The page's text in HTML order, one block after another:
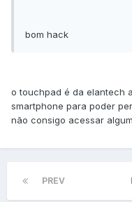
bom hack
o touchpad é da elantech
smartphone para poder
não consigo acessar
PREV